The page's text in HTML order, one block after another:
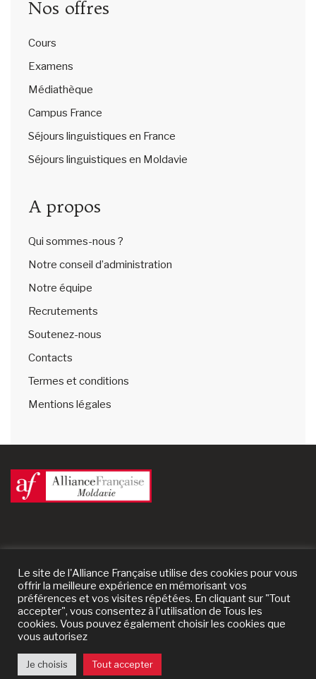
Nos offres
Cours
Examens
Médiathèque
Campus France
Séjours linguistiques en France
Séjours linguistiques en Moldavie
A propos
Qui sommes-nous ?
Notre conseil d’administration
Notre équipe
Recrutements
Soutenez-nous
Contacts
Termes et conditions
Mentions légales
Le site de l'Alliance Française utilise des cookies pour vous
offrir la meilleure expérience en mémorisant vos
préférences et vos visites répétées. En cliquant sur "Tout
accepter", vous consentez à l'utilisation de Tous les
cookies. Vous pouvez également choisir les cookies que
vous autorisez
Je choisis Tout accepter